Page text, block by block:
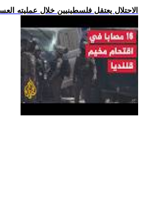
.. الاحتلال يعتقل فلسطينيين خلال عمليته